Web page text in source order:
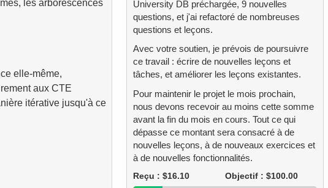
les arborescences
elle-même,
aux CTE
itérative jusqu'à ce
University DB préchargée, 9 nouvelles
questions, et j'ai refactoré de nombreuses
questions et leçons.
Avec votre soutien, je prévois de poursuivre
ce travail : écrire de nouvelles leçons et
tâches, et améliorer les leçons existantes.
Pour maintenir le projet le mois prochain,
nous devons recevoir au moins cette somme
avant la fin du mois en cours. Tout ce qui
dépasse ce montant sera consacré à de
nouvelles leçons, à de nouveaux exercices et
à de nouvelles fonctionnalités.
Reçu : $16.10
Objectif : $100.00